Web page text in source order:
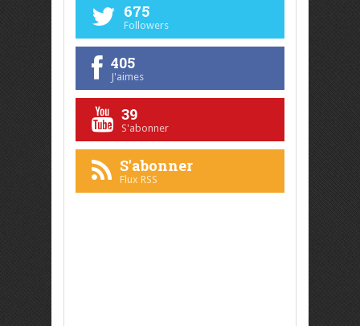
675
Followers
405
J'aimes
39
S'abonner
S'abonner
Flux RSS